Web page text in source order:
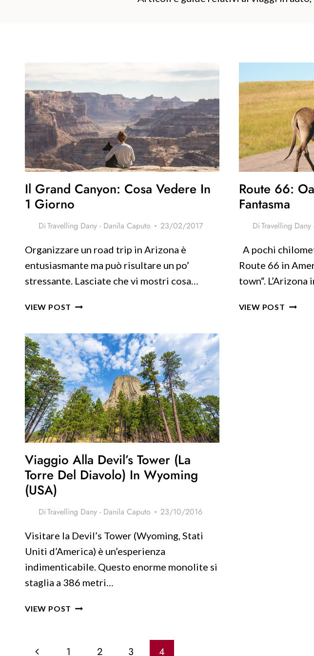
Il Grand Canyon: Cosa Vedere In
1 Giorno
DiTravelling Dany - Danila Caputo 23/02/2017
Organizzare un road trip in Arizona è
entusiasmante ma può risultare un po’
stressante. Lasciate che vi mostri cosa…
VIEW POST IL
COSA
VEDERE
IN
1
GIORNO
Route 66:
Fantasma
DiTravelling
A pochi
Route 66 in
town“.
VIEW POST ROUTE
Viaggio Alla Devil’s Tower (la
Torre Del Diavolo) In Wyoming
(USA)
DiTravelling Dany - Danila Caputo 23/10/2016
Visitare la Devil’s Tower (Wyoming, Stati
Uniti d’America) è un’esperienza
indimenticabile. Questo enorme monolite si
staglia a 386 metri…
VIEW POST VIAGGIO
Navigazione
Pagina 1 2 3 4